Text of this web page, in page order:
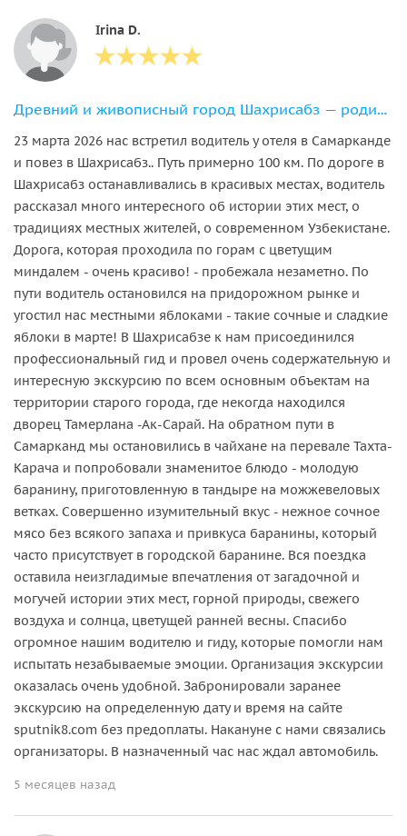
Irina D.
Древний и живописный город Шахрисабз — родина Тамерлана
23 марта 2026 нас встретил водитель у отеля в Самарканде
и повез в Шахрисабз.. Путь примерно 100 км. По дороге в
Шахрисабз останавливались в красивых местах, водитель
рассказал много интересного об истории этих мест, о
традициях местных жителей, о современном Узбекистане.
Дорога, которая проходила по горам с цветущим
миндалем - очень красиво! - пробежала незаметно. По
пути водитель остановился на придорожном рынке и
угостил нас местными яблоками - такие сочные и сладкие
яблоки в марте! В Шахрисабзе к нам присоединился
профессиональный гид и провел очень содержательную и
интересную экскурсию по всем основным объектам на
территории старого города, где некогда находился
дворец Тамерлана -Ак-Сарай. На обратном пути в
Самарканд мы остановились в чайхане на перевале Тахта-
Карача и попробовали знаменитое блюдо - молодую
баранину, приготовленную в тандыре на можжевеловых
ветках. Совершенно изумительный вкус - нежное сочное
мясо без всякого запаха и привкуса баранины, который
часто присутствует в городской баранине. Вся поездка
оставила неизгладимые впечатления от загадочной и
могучей истории этих мест, горной природы, свежего
воздуха и солнца, цветущей ранней весны. Спасибо
огромное нашим водителю и гиду, которые помогли нам
испытать незабываемые эмоции. Организация экскурсии
оказалась очень удобной. Забронировали заранее
экскурсию на определенную дату и время на сайте
sputnik8.com без предоплаты. Накануне с нами связались
организаторы. В назначенный час нас ждал автомобиль.
5 месяцев назад